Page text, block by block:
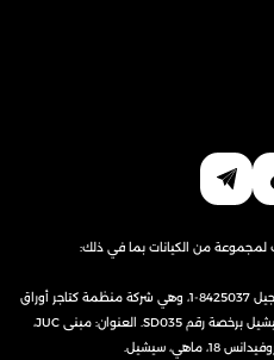
Trinota Markets (Global) Limited برقم تسجيل 8425037-1، وهي شركة منظمة كتاجر أوراق
مالية من قبل هيئة الخدمات المالية في سيشيل برخصة رقم SD035. العنوان: مبنى JUC،